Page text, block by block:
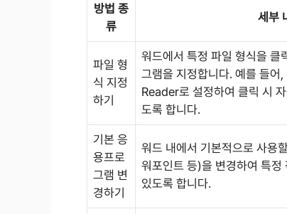
방법 종
류
세부
파일 형
식 지정
하기
워드에서 특정 파일 형식을 클
그램을 지정합니다. 예를 들
Reader로 설정하여 클릭 시
도록 합니다.
기본 응
용프로
그램 변
경하기
워드 내에서 기본적으로 사용
워포인트 등)을 변경하여 특정
있도록 합니다.